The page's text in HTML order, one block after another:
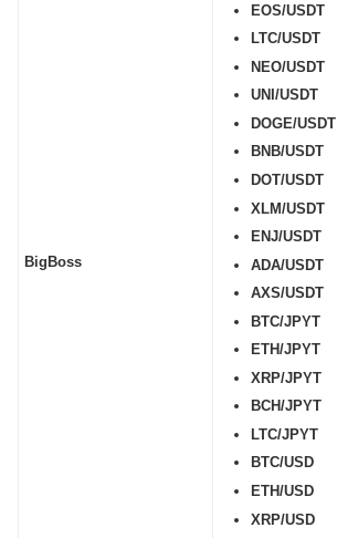
BigBoss
EOS/USDT
LTC/USDT
NEO/USDT
UNI/USDT
DOGE/USDT
BNB/USDT
DOT/USDT
XLM/USDT
ENJ/USDT
ADA/USDT
AXS/USDT
BTC/JPYT
ETH/JPYT
XRP/JPYT
BCH/JPYT
LTC/JPYT
BTC/USD
ETH/USD
XRP/USD